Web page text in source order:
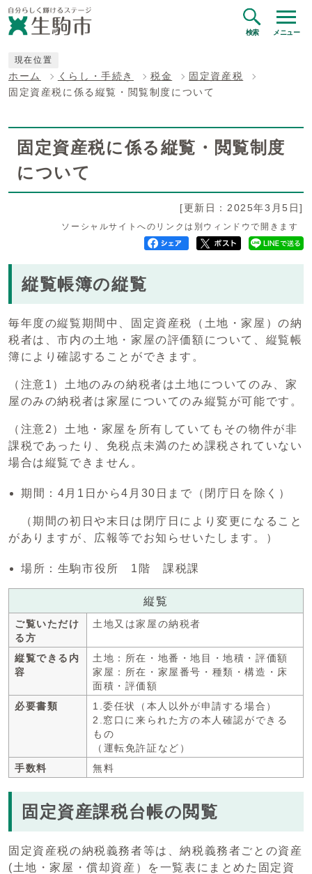
検索 メニュー
現在位置
ホーム くらし・手続き 税金
固定資産税
固定資産税に係る縦覧・閲覧制度について
固定資産税に係る縦覧・閲覧制度
について
[更新日：2025年3月5日]
ソーシャルサイトへのリンクは別ウィンドウで開きます
縦覧帳簿の縦覧
毎年度の縦覧期間中、固定資産税（土地・家屋）の納
税者は、市内の土地・家屋の評価額について、縦覧帳
簿により確認することができます。
（注意1）土地のみの納税者は土地についてのみ、家
屋のみの納税者は家屋についてのみ縦覧が可能です。
（注意2）土地・家屋を所有していてもその物件が非
課税であったり、免税点未満のため課税されていない
場合は縦覧できません。
期間：4月1日から4月30日まで（閉庁日を除く）
（期間の初日や末日は閉庁日により変更になること
がありますが、広報等でお知らせいたします。）
場所：生駒市役所 1階 課税課
縦覧
ご覧いただけ
る方
土地又は家屋の納税者
縦覧できる内
容
土地：所在・地番・地目・地積・評価額
家屋：所在・家屋番号・種類・構造・床
面積・評価額
必要書類
1.委任状（本人以外が申請する場合）
2.窓口に来られた方の本人確認ができる
もの
（運転免許証など）
手数料
無料
固定資産課税台帳の閲覧
固定資産税の納税義務者等は、納税義務者ごとの資産
(土地・家屋・償却資産）を一覧表にまとめた固定資